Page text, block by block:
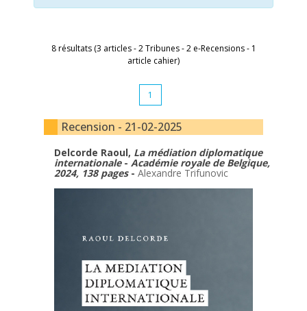
8 résultats (3 articles - 2 Tribunes - 2 e-Recensions - 1
article cahier)
1
Recension - 21-02-2025
Delcorde Raoul, La médiation diplomatique
internationale- Académie royale de Belgique,
2024, 138 pages- Alexandre Trifunovic